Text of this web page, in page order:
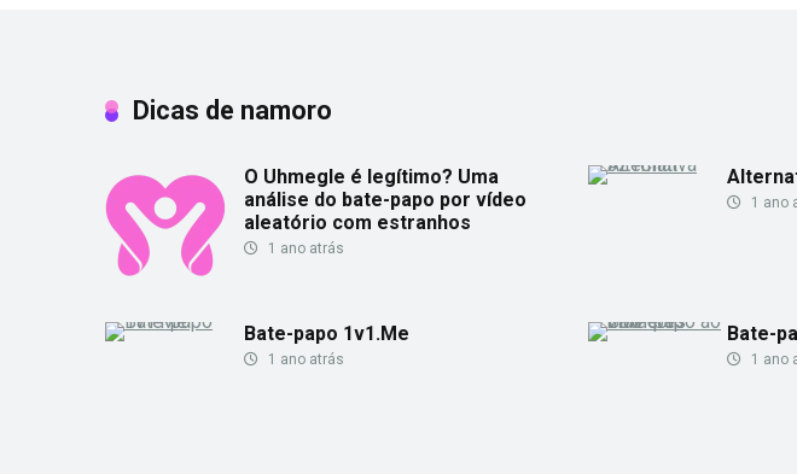
Dicas de namoro
O Uhmegle é legítimo? Uma
análise do bate-papo por vídeo
aleatório com estranhos
1 ano atrás
1 ano
Bate-papo 1v1.Me
1 ano atrás
Bate-
1 ano